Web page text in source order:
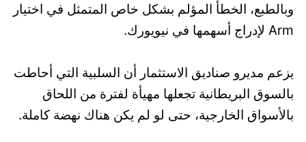
وبالطبع، الخطأ المؤلم بشكل خاص المتمثل في اختيار
Arm لإدراج أسهمها في نيويورك.
يزعم مديرو صناديق الاستثمار أن السلبية التي أحاطت
بالسوق البريطانية تجعلها مهيأة لفترة من اللحاق
بالأسواق الخارجية، حتى لو لم يكن هناك نهضة كاملة.